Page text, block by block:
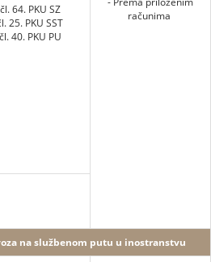
čl. 64. PKU SZ
25. PKU SST
čl. 40. PKU PU
računima
na službenom putu u inostranstvu